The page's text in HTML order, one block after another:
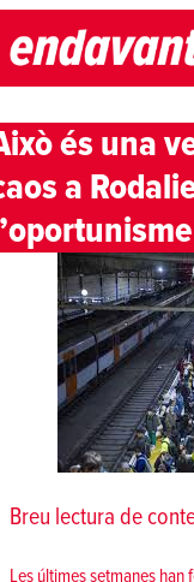
Skip to content
és una
a
Breu lectura de
Les últimes setmanes